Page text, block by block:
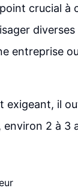
crucial à
entreprise
exigeant, il
2 à 3